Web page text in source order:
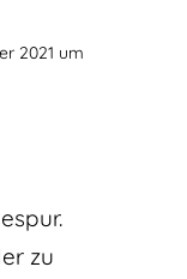
2021 um
zu